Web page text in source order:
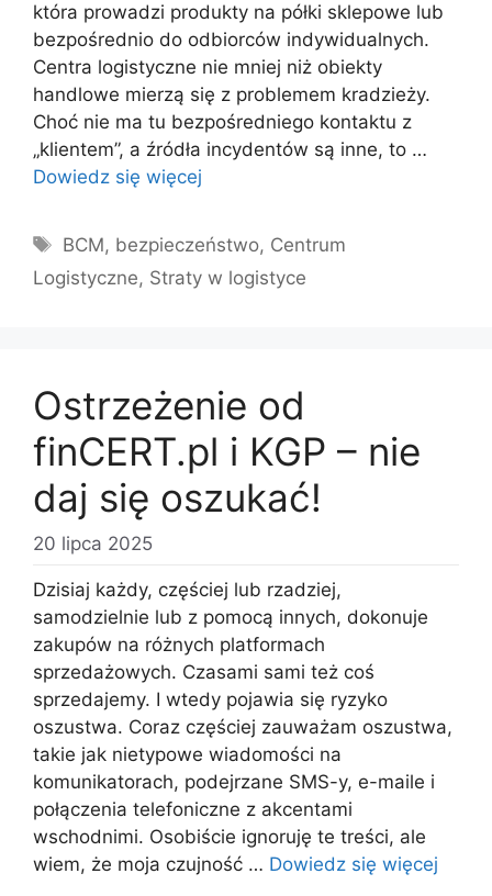
która prowadzi produkty na półki sklepowe lub
bezpośrednio do odbiorców indywidualnych.
Centra logistyczne nie mniej niż obiekty
handlowe mierzą się z problemem kradzieży.
Choć nie ma tu bezpośredniego kontaktu z
„klientem”, a źródła incydentów są inne, to …
Dowiedz się więcej
Tagi
BCM, bezpieczeństwo, Centrum
Logistyczne, Straty w logistyce
Ostrzeżenie od
finCERT.pl i KGP – nie
daj się oszukać!
20 lipca 2025
Dzisiaj każdy, częściej lub rzadziej,
samodzielnie lub z pomocą innych, dokonuje
zakupów na różnych platformach
sprzedażowych. Czasami sami też coś
sprzedajemy. I wtedy pojawia się ryzyko
oszustwa. Coraz częściej zauważam oszustwa,
takie jak nietypowe wiadomości na
komunikatorach, podejrzane SMS-y, e-maile i
połączenia telefoniczne z akcentami
wschodnimi. Osobiście ignoruję te treści, ale
wiem, że moja czujność … Dowiedz się więcej